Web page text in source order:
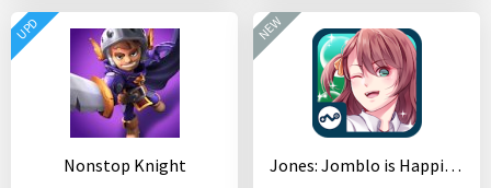
Nonstop Knight
UPD
Jones: Jomblo is Happiness
NEW